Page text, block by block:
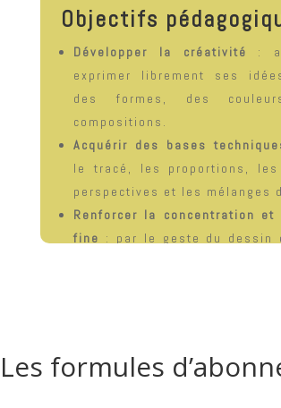
Objectifs
Développer la créativité :
exprimer librement ses
des formes, des
compositions.
Acquérir des bases
le tracé, les proportions, les
perspectives et les mélanges
Renforcer la concentration
fine : par le geste du dessin
fourniture du matériel inclus.
Les formules